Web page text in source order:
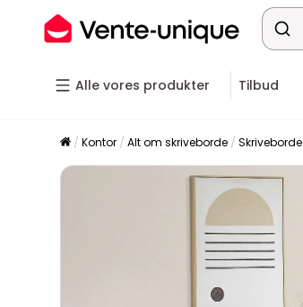
Alle vores produkter Tilbud
Kontor Alt om skriveborde Skriveborde